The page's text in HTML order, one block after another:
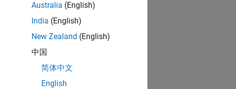
Australia (English)
India (English)
New Zealand (English)
中国
简体中文
English